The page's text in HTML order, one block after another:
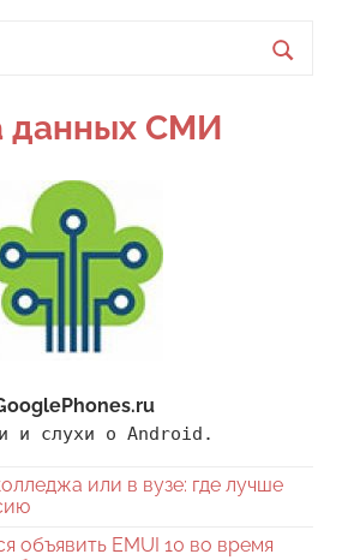
данных СМИ
и слухи о Android.
или в вузе: где лучше
объявить EMUI 10 во время